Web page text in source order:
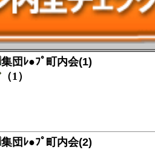
集団ﾚ●ﾌﾟ町内会(1)
（1）
集団ﾚ●ﾌﾟ町内会(2)